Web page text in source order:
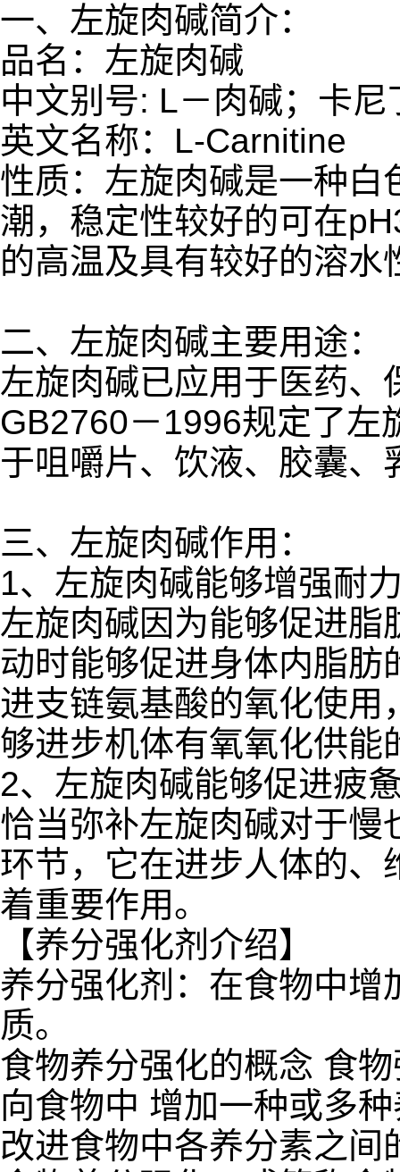
一、左旋肉碱简介：
品名：左旋肉碱
中文别号: L－肉碱；卡尼
英文名称：L-Carnitine
性质：左旋肉碱是一种白
潮，稳定性较好的可在
的高温及具有较好的溶水
二、左旋肉碱主要用途：
左旋肉碱已应用于医药、
GB2760－1996规定了左
于咀嚼片、饮液、胶囊、
三、左旋肉碱作用：
1、左旋肉碱能够增强耐
左旋肉碱因为能够促进脂
动时能够促进身体内脂
进支链氨基酸的氧化使
够进步机体有氧氧化供能
2、左旋肉碱能够促进疲
恰当弥补左旋肉碱对于慢
环节，它在进步人体的、
着重要作用。
【养分强化剂介绍】
养分强化剂：在食物中增
质。
食物养分强化的概念 食
向食物中 增加一种或多
改进食物中各养分素之